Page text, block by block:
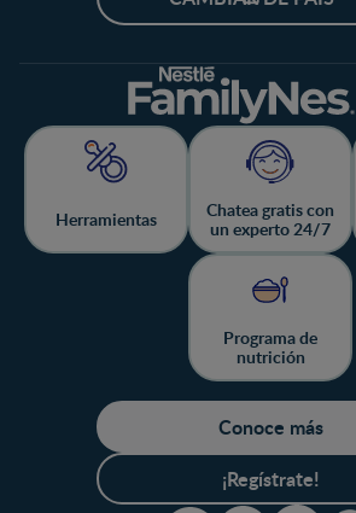
Herramientas
Chatea gratis con
un experto 24/7
Programa de
nutrición
Conoce más
¡Regístrate!